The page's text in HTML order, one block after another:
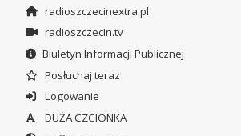
radioszczecinextra.pl
radioszczecin.tv
Biuletyn Informacji Publicznej
Posłuchaj teraz
Logowanie
DUŻA CZCIONKA